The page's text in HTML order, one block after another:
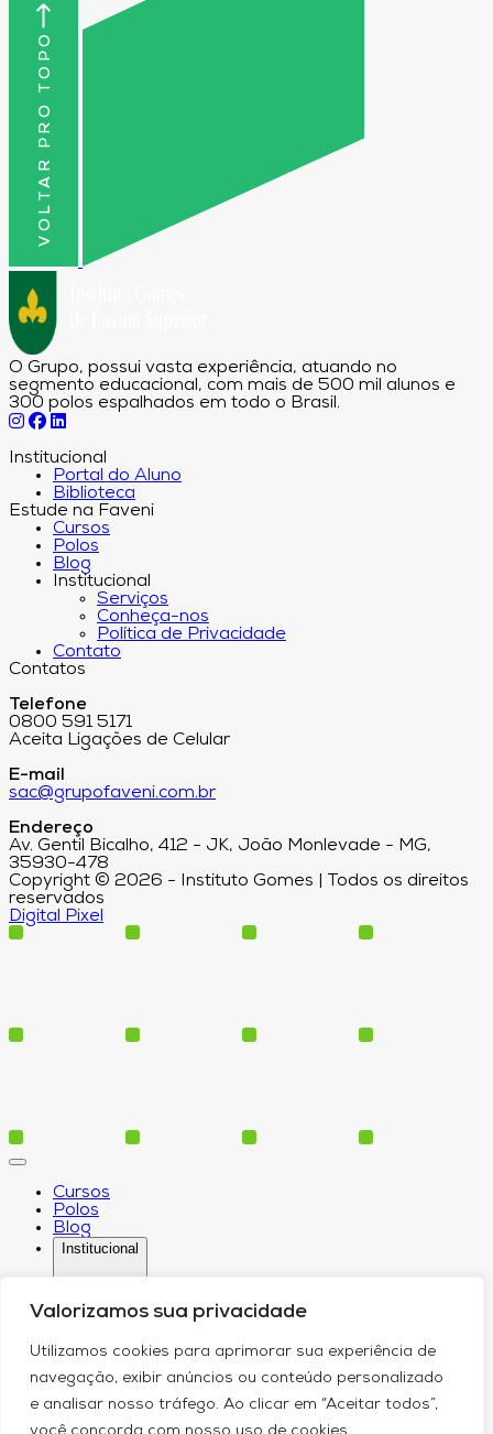
Valorizamos sua privacidade
Utilizamos cookies para aprimorar sua experiência de
navegação, exibir anúncios ou conteúdo personalizado
e analisar nosso tráfego. Ao clicar em “Aceitar todos”,
VOLTAR PRO TOPO
O Grupo, possui vasta experiência, atuando no
segmento educacional, com mais de 500 mil alunos e
300 polos espalhados em todo o Brasil.
Institucional
Portal do Aluno
Biblioteca
Estude na Faveni
Cursos
Polos
Blog
Institucional
Serviços
Conheça-nos
Política de Privacidade
Contato
Contatos
Telefone
0800 591 5171
Aceita Ligações de Celular
E-mail
sac@grupofaveni.com.br
Endereço
Av. Gentil Bicalho, 412 - JK, João Monlevade - MG,
35930-478
Copyright © 2026 - Instituto Gomes | Todos os direitos
reservados
Digital Pixel
Cursos
Polos
Blog
Institucional
Serviços
Conheça-nos
Política de Privacidade
Contato